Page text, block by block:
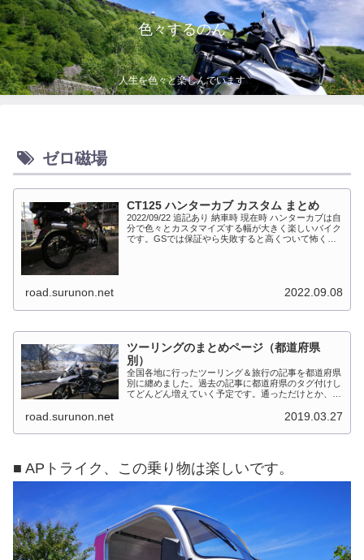
色々するのん
人生を色々と楽しんでいます
ゼロ磁場
CT125 ハンターカブ カスタム まとめ
2022/09/22 追記あり 納車時 現在時 ハンターカブは自
分で色々とカスタマイズする幅が大きく楽しいバイク
です。GSでは保証やら失敗すると高くついて怖くて
road.surunon.net 2022.09.08
ツーリングのまとめページ（都道府県
別）
全国各地に行ったツーリング＆旅行の記事を都道府県
別に纏めました。過去の記事に都道府県のタグ付けし
てどんどん増えていく予定です。通っただけとか、中
なかなか難しいですね、能登半島とか北陸とか、石
road.surunon.net 2019.03.27
■ APトライク、この乗り物は楽しいです。